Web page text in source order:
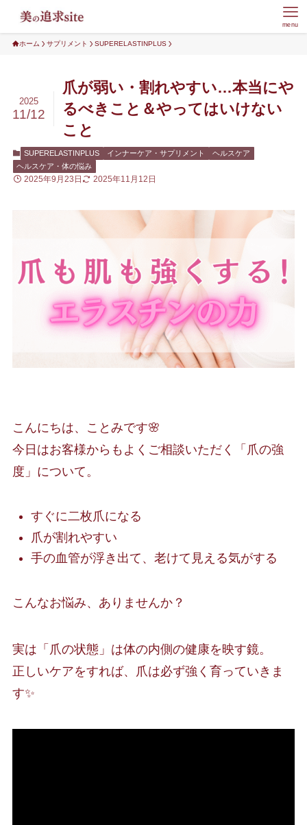
menu
ホーム サプリメント SUPERELASTINPLUS
爪が弱い・割れやすい…本当にや
るべきこと＆やってはいけない
こと
2025
11/12
SUPERELASTINPLUS インナーケア・サプリメント
ヘルスケア
ヘルスケア・体の悩み
2025年9月23日 2025年11月12日
こんにちは、ことみです🌸
今日はお客様からもよくご相談いただく「爪の強
度」について。
すぐに二枚爪になる
爪が割れやすい
手の血管が浮き出て、老けて見える気がする
こんなお悩み、ありませんか？
実は「爪の状態」は体の内側の健康を映す鏡。
正しいケアをすれば、爪は必ず強く育っていきま
す✨